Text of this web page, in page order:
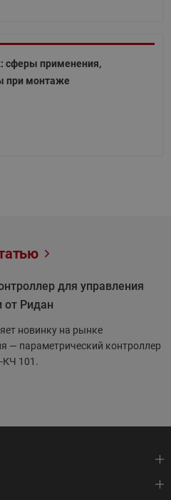
сферы применения,
при монтаже
для управления
Ридан
новинку на рынке
— параметрический контроллер
КЧ 101.